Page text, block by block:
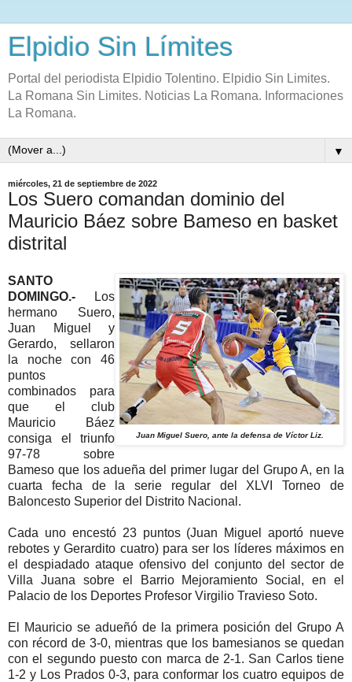
Elpidio Sin Límites
Portal del periodista Elpidio Tolentino. Elpidio Sin Limites.
La Romana Sin Limites. Noticias La Romana. Informaciones
La Romana.
▼
miércoles, 21 de septiembre de 2022
Los Suero comandan dominio del
Mauricio Báez sobre Bameso en basket
distrital
Juan Miguel Suero, ante la defensa de Víctor Liz.
SANTO
DOMINGO.-
Los
hermano Suero,
Juan Miguel y
Gerardo, sellaron
la noche con 46
puntos
combinados para
que el club
Mauricio Báez
consiga el triunfo
97-78 sobre
Bameso que los adueña del primer lugar del Grupo A, en la
cuarta fecha de la serie regular del XLVI Torneo de
Baloncesto Superior del Distrito Nacional.
Cada uno encestó 23 puntos (Juan Miguel aportó nueve
rebotes y Gerardito cuatro) para ser los líderes máximos en
el despiadado ataque ofensivo del conjunto del sector de
Villa Juana sobre el Barrio Mejoramiento Social, en el
Palacio de los Deportes Profesor Virgilio Travieso Soto.
El Mauricio se adueñó de la primera posición del Grupo A
con récord de 3-0, mientras que los bamesianos se quedan
con el segundo puesto con marca de 2-1. San Carlos tiene
1-2 y Los Prados 0-3, para conformar los cuatro equipos de